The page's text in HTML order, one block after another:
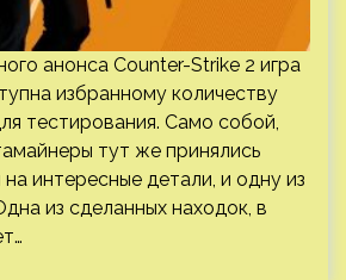
анонса Counter-Strike 2 игра
избранному количеству
тестирования. Само собой,
тут же принялись
на интересные детали, и одну из
из сделанных находок, в